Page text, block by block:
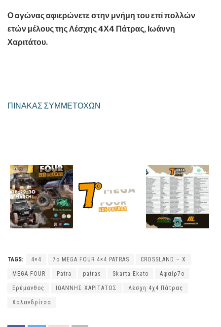
Ο αγώνας αφιερώνετε στην μνήμη του επί πολλών
ετών μέλους της Λέσχης 4Χ4 Πάτρας, Ιωάννη
Χαριτάτου.
ΠΙΝΑΚΑΣ ΣΥΜΜΕΤΟΧΩΝ
TAGS: 4×4 7ο MEGA FOUR 4×4 PATRAS CROSSLAND – X
MEGA FOUR Patra patras Skarta Ekato Αφαίρ7ο
Ερύμανθος ΙΩΑΝΝΗΣ ΧΑΡΙΤΑΤΟΣ Λέσχη 4χ4 Πάτρας
Χαλανδρίτσα